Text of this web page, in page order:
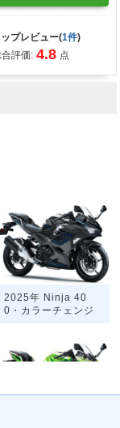
プレビュー(1件)
合評価: 4.8 点
2025年 Ninja 40
0・カラーチェンジ